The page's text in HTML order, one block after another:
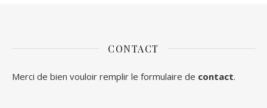
CONTACT
Merci de bien vouloir remplir le formulaire de contact.